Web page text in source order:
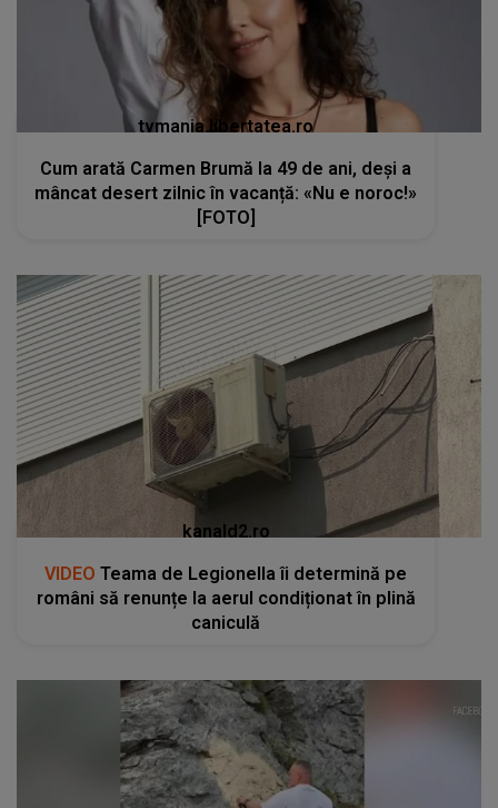
tvmania.libertatea.ro
Cum arată Carmen Brumă la 49 de ani, deși a
mâncat desert zilnic în vacanță: «Nu e noroc!»
[FOTO]
kanald2.ro
VIDEO Teama de Legionella îi determină pe
români să renunțe la aerul condiționat în plină
caniculă